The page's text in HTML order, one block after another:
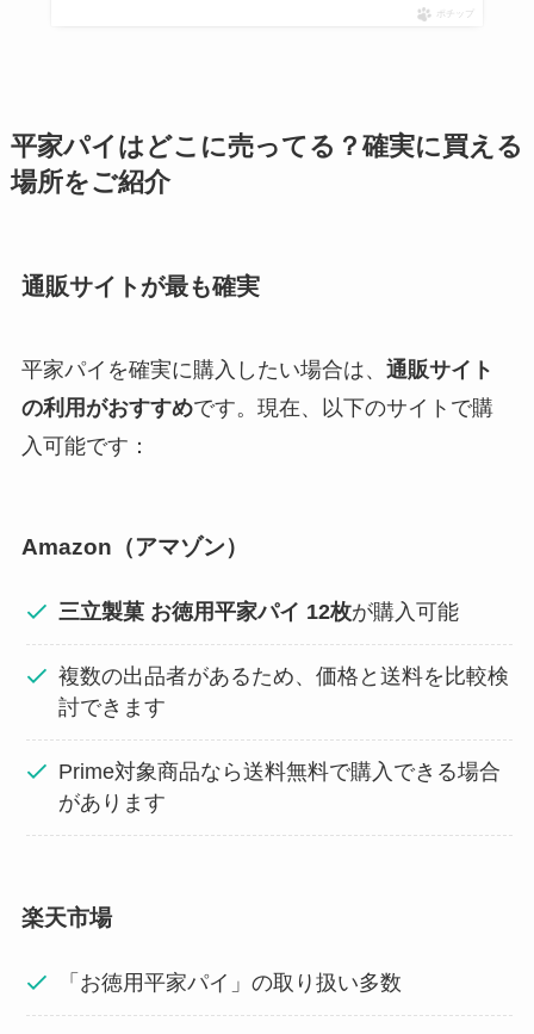
ポチップ
平家パイはどこに売ってる？確実に買える
場所をご紹介
通販サイトが最も確実
平家パイを確実に購入したい場合は、 通販サイト
の利用がおすすめです。現在、以下のサイトで購
入可能です：
Amazon（アマゾン）
三立製菓 お徳用平家パイ 12枚が購入可能
複数の出品者があるため、価格と送料を比較検
討できます
Prime対象商品なら送料無料で購入できる場合
があります
楽天市場
「お徳用平家パイ」の取り扱い多数